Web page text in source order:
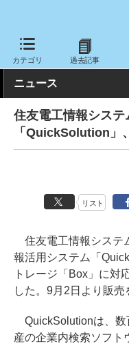
カテゴリ 過去記事
クラウド Watch サービス
ニュース
住友電工情報シス
「QuickSolution」
リスト
住友電工情報システ
報活用システム「
トレージ「Box」に対
した。9月2日より販売
QuickSolutionは、数
産の企業内検索ソフト